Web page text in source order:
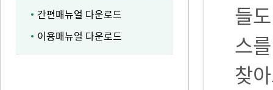
간편매뉴얼 다운로드
이용매뉴얼 다운로드
들
스
찾